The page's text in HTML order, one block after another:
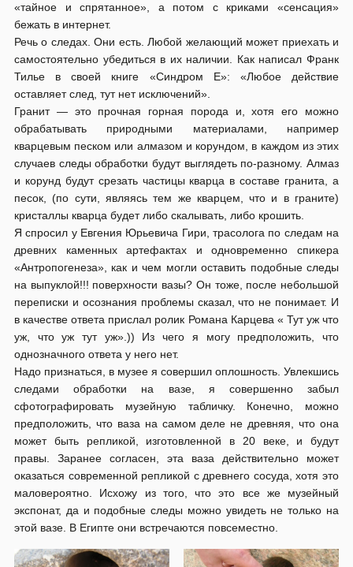
«тайное и спрятанное», а потом с криками «сенсация»
бежать в интернет.
Речь о следах. Они есть. Любой желающий может приехать и
самостоятельно убедиться в их наличии. Как написал Франк
Тилье в своей книге «Синдром Е»: «Любое действие
оставляет след, тут нет исключений».
Гранит — это прочная горная порода и, хотя его можно
обрабатывать природными материалами, например
кварцевым песком или алмазом и корундом, в каждом из этих
случаев следы обработки будут выглядеть по-разному. Алмаз
и корунд будут срезать частицы кварца в составе гранита, а
песок, (по сути, являясь тем же кварцем, что и в граните)
кристаллы кварца будет либо скалывать, либо крошить.
Я спросил у Евгения Юрьевича Гири, трасолога по следам на
древних каменных артефактах и одновременно спикера
«Антропогенеза», как и чем могли оставить подобные следы
на выпуклой!!! поверхности вазы? Он тоже, после небольшой
переписки и осознания проблемы сказал, что не понимает. И
в качестве ответа прислал ролик Романа Карцева « Тут уж что
уж, что уж тут уж».)) Из чего я могу предположить, что
однозначного ответа у него нет.
Надо признаться, в музее я совершил оплошность. Увлекшись
следами обработки на вазе, я совершенно забыл
сфотографировать музейную табличку. Конечно, можно
предположить, что ваза на самом деле не древняя, что она
может быть репликой, изготовленной в 20 веке, и будут
правы. Заранее согласен, эта ваза действительно может
оказаться современной репликой с древнего сосуда, хотя это
маловероятно. Исхожу из того, что это все же музейный
экспонат, да и подобные следы можно увидеть не только на
этой вазе. В Египте они встречаются повсеместно.